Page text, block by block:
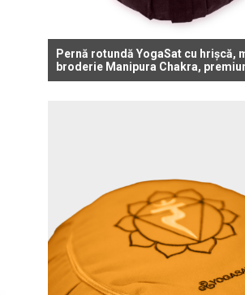
Pernă rotundă YogaSat cu hrișcă,
broderie Manipura Chakra,